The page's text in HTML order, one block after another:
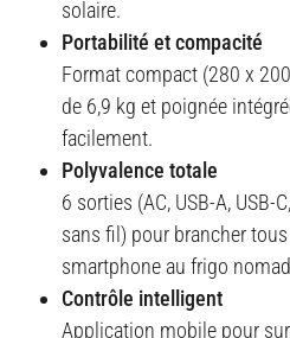
solaire.
Portabilité et compacité
Format compact (280 x
de 6,9 kg et poignée
facilement.
Polyvalence totale
6 sorties (AC, USB-A, USB-
sans fil) pour brancher
smartphone au frigo
Contrôle intelligent
Application mobile pour